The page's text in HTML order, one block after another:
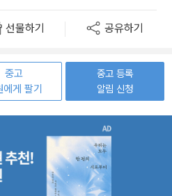
선물하기 공유하기
중고
에게 팔기
중고 등록
알림 신청